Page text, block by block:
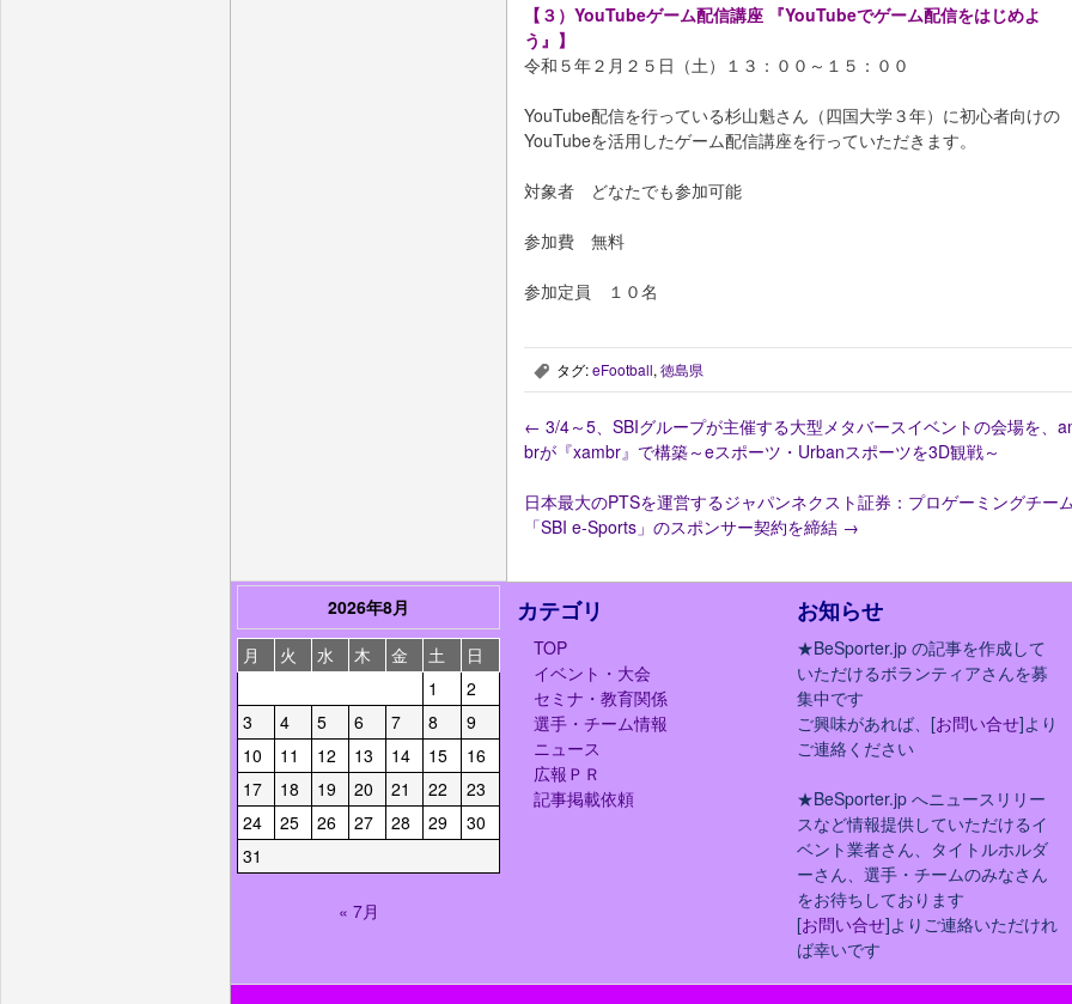
【３）YouTubeゲーム配信講座 『YouTubeでゲーム配信をはじめよ
う』】
令和５年２月２５日（土）１３：００～１５：００
YouTube配信を行っている杉山魁さん（四国大学３年）に初心者向けの
YouTubeを活用したゲーム配信講座を行っていただきます。
対象者 どなたでも参加可能
参加費 無料
参加定員 １０名
, タグ:eFootball, 徳島県
← 3/4～5、SBIグループが主催する大型メタバースイベントの会場を、
brが『xambr』で構築～eスポーツ・Urbanスポーツを3D観戦～
日本最大のPTSを運営するジャパンネクスト証券：プロゲーミングチー
「SBI e-Sports」のスポンサー契約を締結 →
2026年8月
月
火 水 木 金 土
日
1
2
3
4 5 6 7 8
9
10
11 12 13 14 15
16
17
18 19 20 21 22
23
24
25 26 27 28 29
30
31
« 7月
カテゴリ
TOP
イベント・大会
セミナ・教育関係
選手・チーム情報
ニュース
広報ＰＲ
記事掲載依頼
お知らせ
★BeSporter.jp の記事を作成して
いただけるボランティアさんを募
集中です
ご興味があれば、[お問い合せ]より
ご連絡ください
★BeSporter.jp へニュースリリー
スなど情報提供していただけるイ
ベント業者さん、タイトルホルダ
ーさん、選手・チームのみなさん
をお待ちしております
[お問い合せ]よりご連絡いただけれ
ば幸いです